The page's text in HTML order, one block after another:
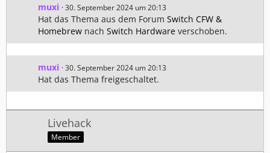
muxi 30. September 2024 um 20:13
Hat das Thema aus dem Forum Switch CFW &
Homebrew nach Switch Hardware verschoben.
muxi 30. September 2024 um 20:13
Hat das Thema freigeschaltet.
Livehack
Member